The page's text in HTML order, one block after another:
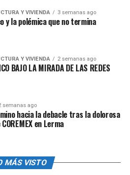
Y VIVIENDA 3 semanas ago
y la polémica que no termina
Y VIVIENDA 2 semanas ago
BAJO LA MIRADA DE LAS REDES
semanas ago
hacia la debacle tras la dolorosa
en Lerma
MÁS VISTO